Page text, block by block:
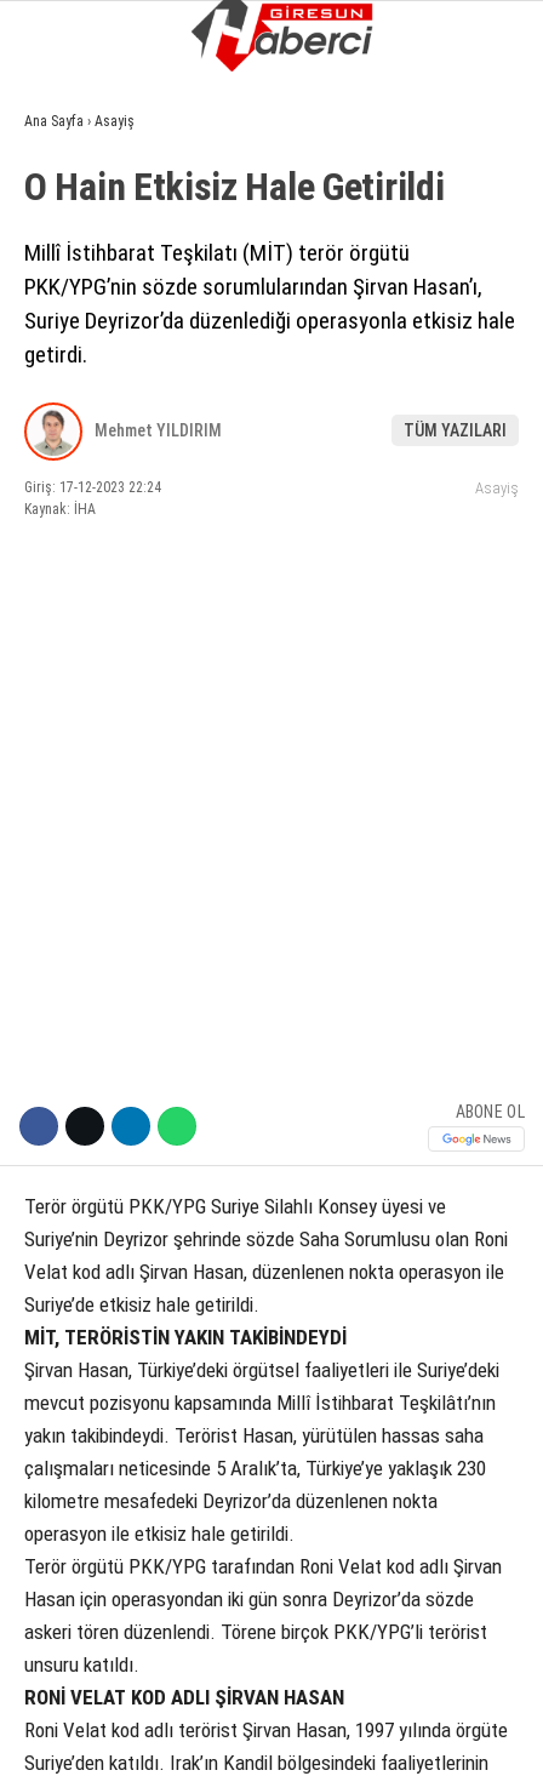
GÜNDEM
EKONOMI
SIYASET
ASAYIŞ
YAŞAM
EĞITIM
Ana Sayfa › Asayiş
O Hain Etkisiz Hale Getirildi
Millî İstihbarat Teşkilatı (MİT) terör örgütü
PKK/YPG’nin sözde sorumlularından Şirvan Hasan’ı,
Suriye Deyrizor’da düzenlediği operasyonla etkisiz hale
getirdi.
Mehmet YILDIRIM TÜM YAZILARI
Giriş: 17-12-2023 22:24
Kaynak: İHA
Asayiş
ABONE OL
Terör örgütü PKK/YPG Suriye Silahlı Konsey üyesi ve
Suriye’nin Deyrizor şehrinde sözde Saha Sorumlusu olan Roni
Velat kod adlı Şirvan Hasan, düzenlenen nokta operasyon ile
Suriye’de etkisiz hale getirildi.
MİT, TERÖRİSTİN YAKIN TAKİBİNDEYDİ
Şirvan Hasan, Türkiye’deki örgütsel faaliyetleri ile Suriye’deki
mevcut pozisyonu kapsamında Millî İstihbarat Teşkilâtı’nın
yakın takibindeydi. Terörist Hasan, yürütülen hassas saha
çalışmaları neticesinde 5 Aralık’ta, Türkiye’ye yaklaşık 230
kilometre mesafedeki Deyrizor’da düzenlenen nokta
operasyon ile etkisiz hale getirildi.
Terör örgütü PKK/YPG tarafından Roni Velat kod adlı Şirvan
Hasan için operasyondan iki gün sonra Deyrizor’da sözde
askeri tören düzenlendi. Törene birçok PKK/YPG’li terörist
unsuru katıldı.
RONİ VELAT KOD ADLI ŞİRVAN HASAN
Roni Velat kod adlı terörist Şirvan Hasan, 1997 yılında örgüte
Suriye’den katıldı. Irak’ın Kandil bölgesindeki faaliyetlerinin